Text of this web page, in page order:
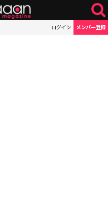
ログイン メンバー登録